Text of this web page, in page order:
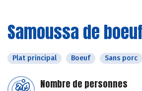
Samoussa de
Plat principal Boeuf Sans porc
Nombre de personnes